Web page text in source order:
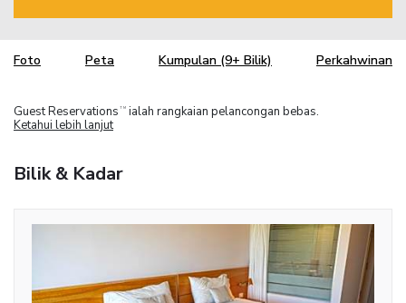
Foto Peta Kumpulan (9+ Bilik) Perkahwinan
Guest Reservations TM ialah rangkaian pelancongan bebas.
Ketahui lebih lanjut
Bilik & Kadar